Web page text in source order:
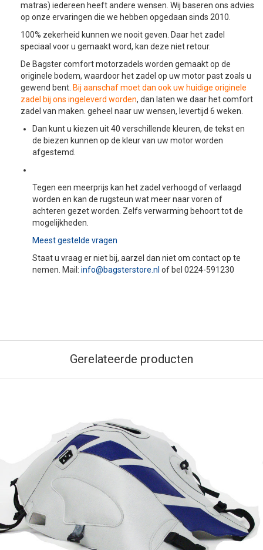
matras) iedereen heeft andere wensen. Wij baseren ons advies
op onze ervaringen die we hebben opgedaan sinds 2010.
100% zekerheid kunnen we nooit geven. Daar het zadel
speciaal voor u gemaakt word, kan deze niet retour.
De Bagster comfort motorzadels worden gemaakt op de
originele bodem, waardoor het zadel op uw motor past zoals u
gewend bent. Bij aanschaf moet dan ook uw huidige originele
zadel bij ons ingeleverd worden, dan laten we daar het comfort
zadel van maken. geheel naar uw wensen, levertijd 6 weken.
Dan kunt u kiezen uit 40 verschillende kleuren, de tekst en
de biezen kunnen op de kleur van uw motor worden
afgestemd.
Tegen een meerprijs kan het zadel verhoogd of verlaagd
worden en kan de rugsteun wat meer naar voren of
achteren gezet worden. Zelfs verwarming behoort tot de
mogelijkheden.
Meest gestelde vragen
Staat u vraag er niet bij, aarzel dan niet om contact op te
nemen. Mail: info@bagsterstore.nl of bel 0224-591230
Gerelateerde producten